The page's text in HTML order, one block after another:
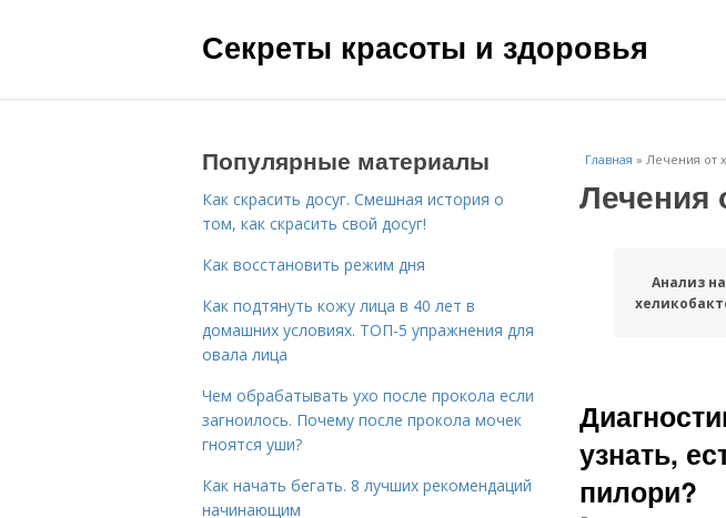
Секреты красоты и здоровья
Главная » Лечения от
Лечения
Анализ на
узнать,
пилори?
Популярные материалы
Как скрасить досуг. Смешная история о
том, как скрасить свой досуг!
Как восстановить режим дня
Как подтянуть кожу лица в 40 лет в
домашних условиях. ТОП-5 упражнения для
овала лица
Чем обрабатывать ухо после прокола если
загноилось. Почему после прокола мочек
гноятся уши?
Как начать бегать. 8 лучших рекомендаций
начинающим